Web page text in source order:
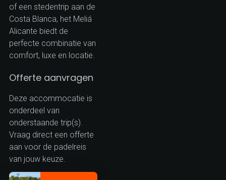
of een stedentrip aan de
Costa Blanca, het Meliá
Alicante biedt de
perfecte combinatie van
comfort, luxe en locatie.
Offerte aanvragen
Deze accommocatie is
onderdeel van
onderstaande trip(s).
Vraag direct een offerte
aan voor de padelreis
van jouw keuze.